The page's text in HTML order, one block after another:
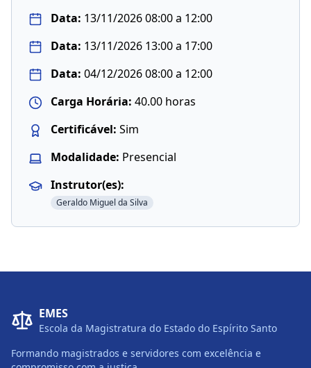
Data: 13/11/2026 08:00 a 12:00
Data: 13/11/2026 13:00 a 17:00
Data: 04/12/2026 08:00 a 12:00
Carga Horária: 40.00 horas
Certificável: Sim
Modalidade: Presencial
Instrutor(es):
Geraldo Miguel da Silva
EMES
Escola da Magistratura do Estado do Espírito Santo
Formando magistrados e servidores com excelência e